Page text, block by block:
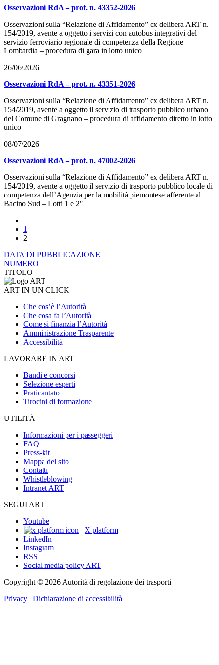
Osservazioni RdA – prot. n. 43352-2026
Osservazioni sulla “Relazione di Affidamento” ex delibera ART n.
154/2019, avente a oggetto i servizi con autobus integrativi del
servizio ferroviario regionale di competenza della Regione
Lombardia – procedura di gara in lotto unico
26/06/2026
Osservazioni RdA – prot. n. 43351-2026
Osservazioni sulla “Relazione di Affidamento” ex delibera ART n.
154/2019, avente a oggetto il servizio di trasporto pubblico urbano
del Comune di Gragnano – procedura di affidamento diretto in lotto
unico
08/07/2026
Osservazioni RdA – prot. n. 47002-2026
Osservazioni sulla “Relazione di Affidamento” ex delibera ART n.
154/2019, avente a oggetto il servizio di trasporto pubblico locale di
competenza dell’Agenzia per la mobilità piemontese afferente al
Bacino Sud – Lotti 1 e 2″
1
2
DATA DI PUBBLICAZIONE
NUMERO
TITOLO
ART IN UN CLICK
Che cos’è l’Autorità
Che cosa fa l’Autorità
Come si finanzia l’Autorità
Amministrazione Trasparente
Accessibilità
LAVORARE IN ART
Bandi e concorsi
Selezione esperti
Praticantato
Tirocini di formazione
UTILITÀ
Informazioni per i passeggeri
FAQ
Press-kit
Mappa del sito
Contatti
Whistleblowing
Intranet ART
SEGUI ART
Youtube
X platform
LinkedIn
Instagram
RSS
Social media policy ART
Copyright © 2026 Autorità di regolazione dei trasporti
Privacy | Dichiarazione di accessibilità